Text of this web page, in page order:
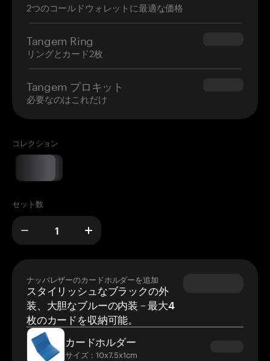
2つのコールドウォレットに最適な価格
Tangem Ring
リングとカード2枚
$160.00
Tangem プロキット
必要なのはこれだけ
$180.00
コレクション
セット数
ナッパレザーのカードホルダーを追加
スタイリッシュなブラックの外
装、大胆なブルーの内装 – 最大4
枚のカードを収納可能。
カードホルダー
サイズ：10x7.5x1cm